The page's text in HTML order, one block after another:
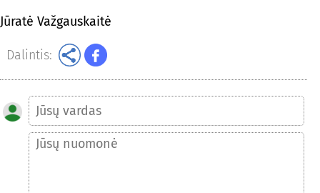
Jūratė Važgauskaitė
Dalintis: